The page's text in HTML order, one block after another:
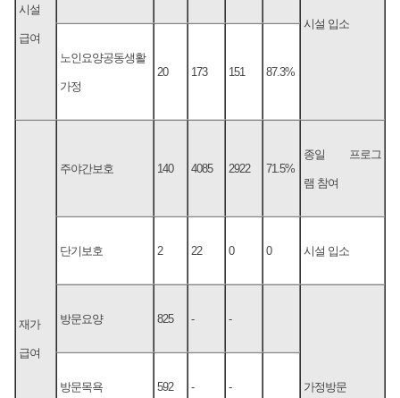
시설
급여
시설 입소
노인요양공동생활
가정
20 173 151 87.3%
재가
급여
주야간보호 140 4085 2922 71.5%
종일 프로그
램 참여
단기보호 2 22 0 0 시설 입소
방문요양 825 - -
가정방문
방문목욕 592 - -